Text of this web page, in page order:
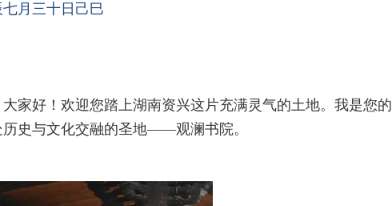
月三十日己巳
大家好！欢迎您踏上湖南资兴这片充满灵气的土地。我是您的
史与文化交融的圣地——观澜书院。